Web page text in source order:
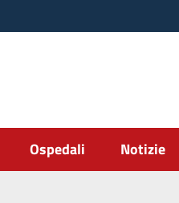
Ospedali Notizie